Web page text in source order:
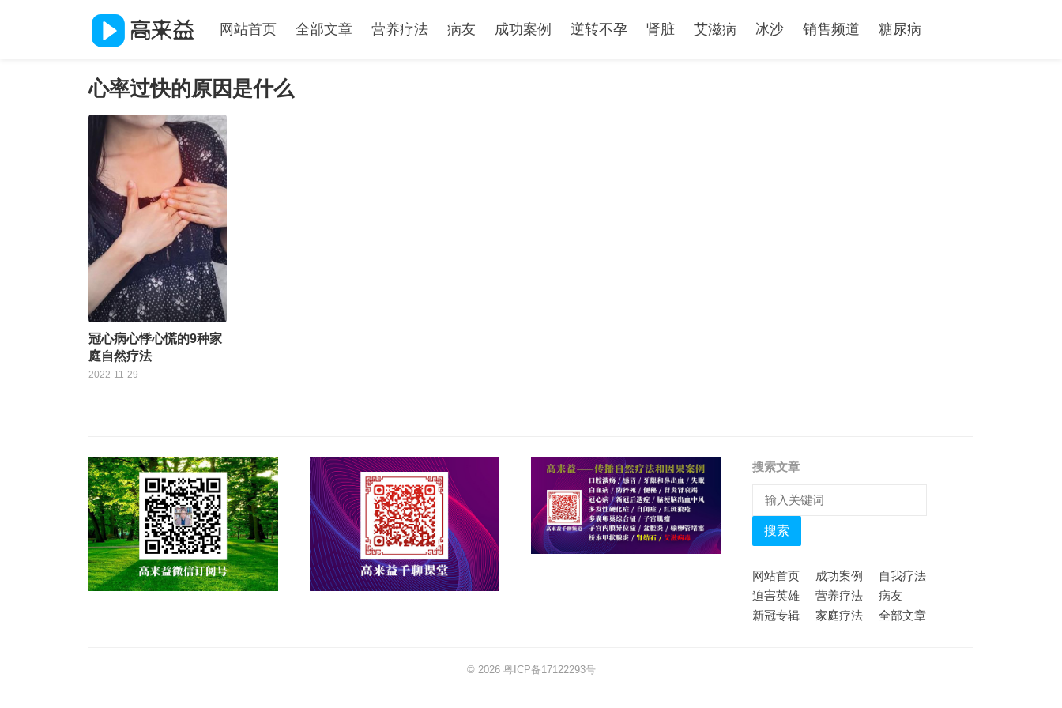
网站首页 全部文章 营养疗法 病友 成功案例 逆转不孕 肾脏 艾滋病 冰沙 销售频道 糖尿病
心率过快的原因是什么
冠心病心悸心慌的9种家
庭自然疗法
2022-11-29
搜索文章
搜索
网站首页 成功案例
自我疗法
迫害英雄
营养疗法
病友
新冠专辑
家庭疗法 全部文章
© 2026 粤ICP备17122293号